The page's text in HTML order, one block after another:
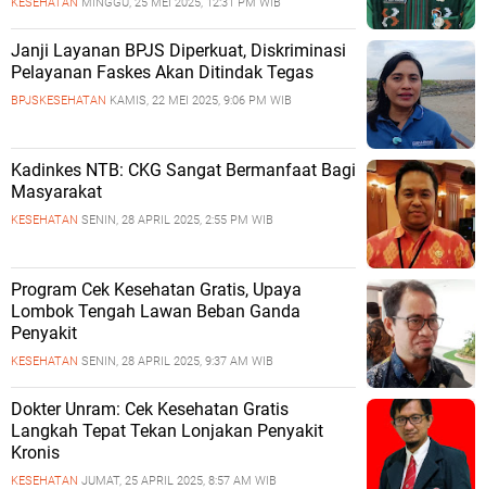
Janji Layanan BPJS Diperkuat, Diskriminasi
Pelayanan Faskes Akan Ditindak Tegas
BPJSKESEHATAN KAMIS, 22 MEI 2025, 9:06 PM WIB
Kadinkes NTB: CKG Sangat Bermanfaat Bagi
Masyarakat
KESEHATAN SENIN, 28 APRIL 2025, 2:55 PM WIB
Program Cek Kesehatan Gratis, Upaya
Lombok Tengah Lawan Beban Ganda
Penyakit
KESEHATAN SENIN, 28 APRIL 2025, 9:37 AM WIB
Dokter Unram: Cek Kesehatan Gratis
Langkah Tepat Tekan Lonjakan Penyakit
Kronis
KESEHATAN JUMAT, 25 APRIL 2025, 8:57 AM WIB